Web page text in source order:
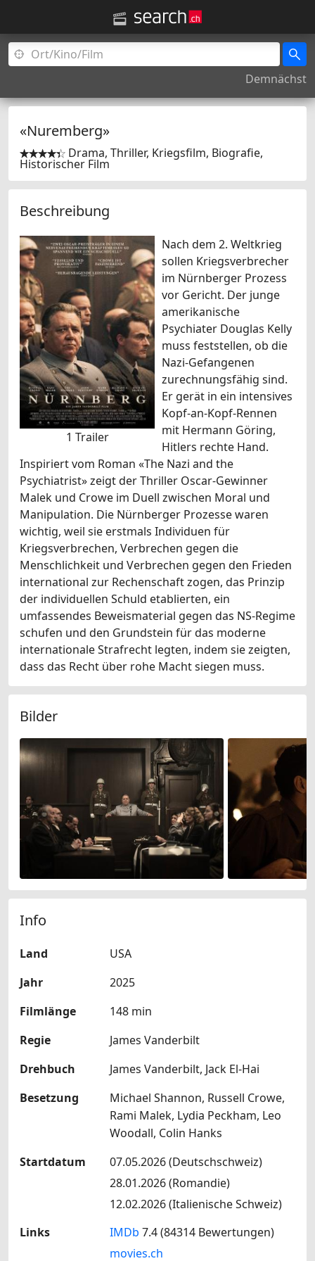
Demnächst
«Nuremberg»

 Drama, Thriller, Kriegsfilm, Biografie,
Historischer Film
Beschreibung
1 Trailer
Nach dem 2. Weltkrieg
sollen Kriegsverbrecher
im Nürnberger Prozess
vor Gericht. Der junge
amerikanische
Psychiater Douglas Kelly
muss feststellen, ob die
Nazi-Gefangenen
zurechnungsfähig sind.
Er gerät in ein intensives
Kopf-an-Kopf-Rennen
mit Hermann Göring,
Hitlers rechte Hand.
Inspiriert vom Roman «The Nazi and the
Psychiatrist» zeigt der Thriller Oscar-Gewinner
Malek und Crowe im Duell zwischen Moral und
Manipulation. Die Nürnberger Prozesse waren
wichtig, weil sie erstmals Individuen für
Kriegsverbrechen, Verbrechen gegen die
Menschlichkeit und Verbrechen gegen den Frieden
international zur Rechenschaft zogen, das Prinzip
der individuellen Schuld etablierten, ein
umfassendes Beweismaterial gegen das NS-Regime
schufen und den Grundstein für das moderne
internationale Strafrecht legten, indem sie zeigten,
dass das Recht über rohe Macht siegen muss.
Bilder
Info
Land
USA
Jahr
2025
Filmlänge
148 min
Regie
James Vanderbilt
Drehbuch
James Vanderbilt, Jack El-Hai
Besetzung
Michael Shannon, Russell Crowe,
Rami Malek, Lydia Peckham, Leo
Woodall, Colin Hanks
Startdatum
07.05.2026 (Deutschschweiz)
28.01.2026 (Romandie)
12.02.2026 (Italienische Schweiz)
Links
IMDb 7.4 (84314 Bewertungen)
movies.ch